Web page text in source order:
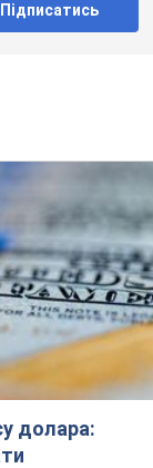
Підписатись
долара: